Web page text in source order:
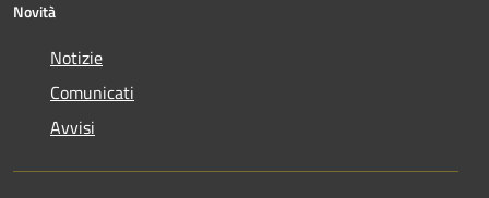
Novità
Notizie
Comunicati
Avvisi